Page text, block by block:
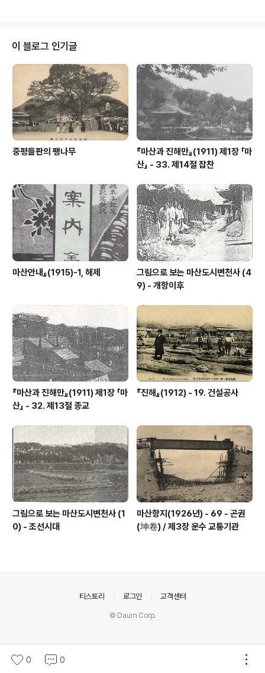
강사들에게 꾸리찌바 시의 전통적인 제품을 만들 수 있는 교육을 시킨다. 마침
토요일 오후라 사용자는 없었고 문도 잠겨있었다. 관리를..
이 블로그 인기글
중평들판의 팽나무
『마산과 진해만』(1911) 제1장 「마
산」 - 33. 제14절 잡찬
마산안내』(1915)-1, 해제
그림으로 보는 마산도시변천사 (4
9) - 개항이후
『마산과 진해만』(1911) 제1장 「마
산」 - 32. 제13절 종교
『진해』(1912) - 19. 건설공사
그림으로 보는 마산도시변천사 (1
0) - 조선시대
마산항지(1926년) - 69 - 곤권
(坤卷) / 제3장 운수 교통기관
0 0
티스토리 로그인 고객센터
© Daum Corp.